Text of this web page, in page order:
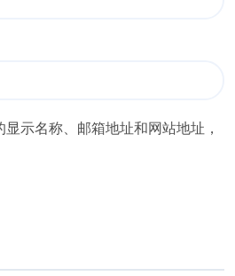
示名称、邮箱地址和网站地址，